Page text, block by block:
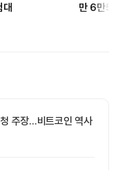
대
만 6만
주장…비트코인 역사